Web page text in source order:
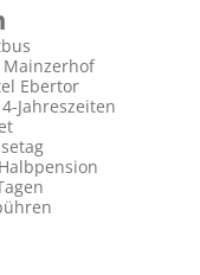
Ebertor
Jahreszeiten